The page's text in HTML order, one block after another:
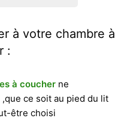
à votre chambre à
:
à coucher ne
ce soit au pied du lit
être choisi